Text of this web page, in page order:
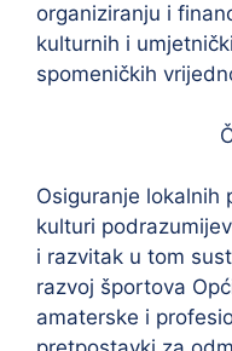
organiziranju i
kulturnih i
spomeničkih
Osiguranje lokalnih
kulturi
i razvitak u tom
razvoj športova
amaterske i